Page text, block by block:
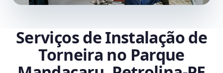
Serviços de Instalação de
Torneira no Parque